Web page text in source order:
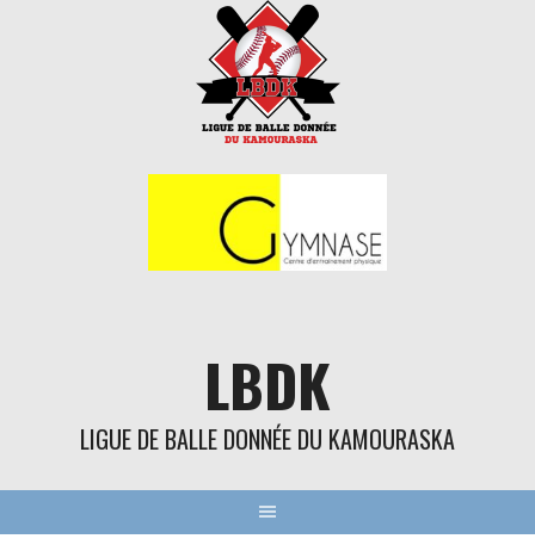
LBDK
LIGUE DE BALLE DONNÉE DU KAMOURASKA